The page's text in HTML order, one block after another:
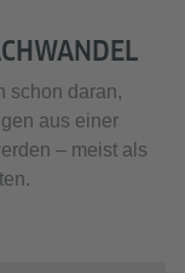
schon daran,
aus einer
– meist als